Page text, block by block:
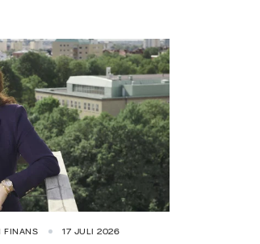
FINANS 17 JULI 2026